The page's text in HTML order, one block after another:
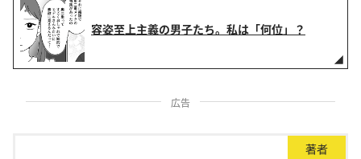
容姿至上主義の男子たち。私は「何位」？
広告
著者